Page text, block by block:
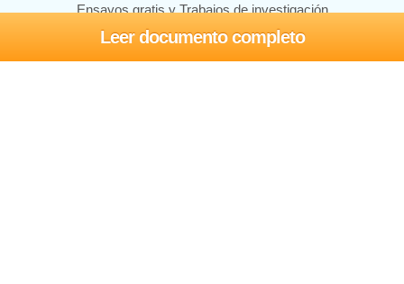
Leer documento completo
Ensayos gratis y Trabajos de investigación